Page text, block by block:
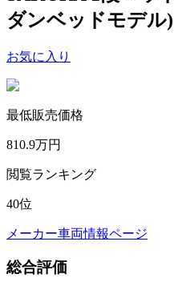
ダンベッドモデル)
お気に入り
最低販売価格
810.9万円
閲覧ランキング
40位
メーカー車両情報ページ
総合評価